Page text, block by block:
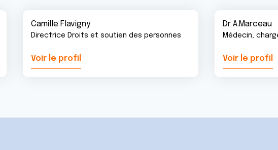
Camille Flavigny
Directrice Droits et soutien des personnes
Voir le profil
Dr A.Marceau
Médecin,
Voir le profil